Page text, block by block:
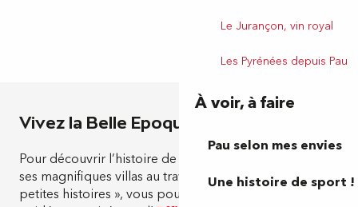
Le Jurançon, vin royal
Les Pyrénées depuis Pau
À voir, à faire
Pau selon mes envies
Une histoire de sport !
Vivez la Belle Epoque
Pour découvrir l’histoire de « Pau ville anglaise » et de
ses magnifiques villas au travers d’anecdotes et de «
petites histoires », vous pouvez participer à une visite